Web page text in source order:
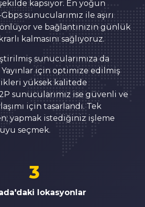
kapsıyor. En yoğun
sunucularımız ile aşırı
önlüyor ve bağlantınızın günlük
kalmasını sağlıyoruz.
sunucularımıza da
için optimize edilmiş
yüksek kalitede
sunucularımız ise güvenli ve
için tasarlandı. Tek
yapmak istediğiniz işleme
seçmek.
lokasyonlar
3